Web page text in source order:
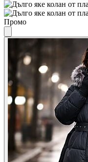
Промо